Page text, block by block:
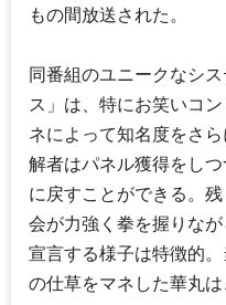
もの間放送された。
同番組のユニークなシ
ス」は、特にお笑いコ
ネによって知名度をさ
解者はパネル獲得をし
に戻すことができる。
会が力強く拳を握りな
宣言する様子は特徴的
の仕草をマネした華丸は